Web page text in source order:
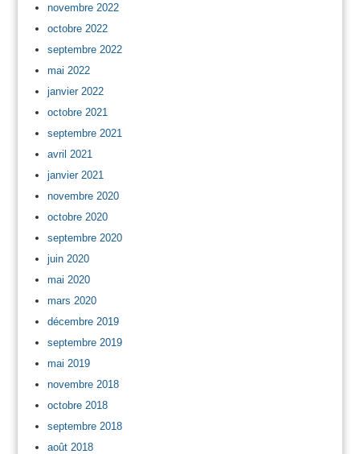
novembre 2022
octobre 2022
septembre 2022
mai 2022
janvier 2022
octobre 2021
septembre 2021
avril 2021
janvier 2021
novembre 2020
octobre 2020
septembre 2020
juin 2020
mai 2020
mars 2020
décembre 2019
septembre 2019
mai 2019
novembre 2018
octobre 2018
septembre 2018
août 2018